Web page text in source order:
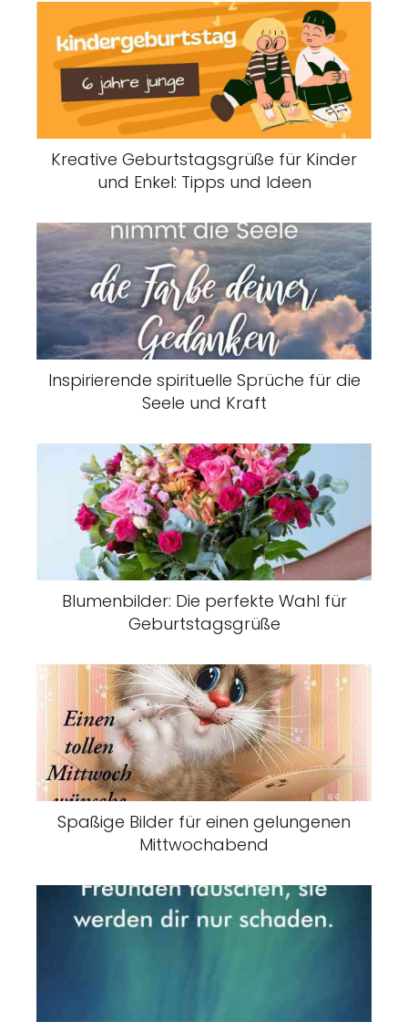
Kreative Geburtstagsgrüße für Kinder
und Enkel: Tipps und Ideen
Inspirierende spirituelle Sprüche für die
Seele und Kraft
Blumenbilder: Die perfekte Wahl für
Geburtstagsgrüße
Spaßige Bilder für einen gelungenen
Mittwochabend